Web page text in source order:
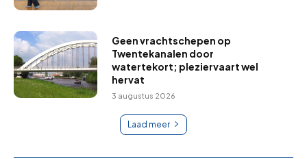
Geen vrachtschepen op
Twentekanalen door
watertekort; pleziervaart wel
hervat
3 augustus 2026
Laad meer